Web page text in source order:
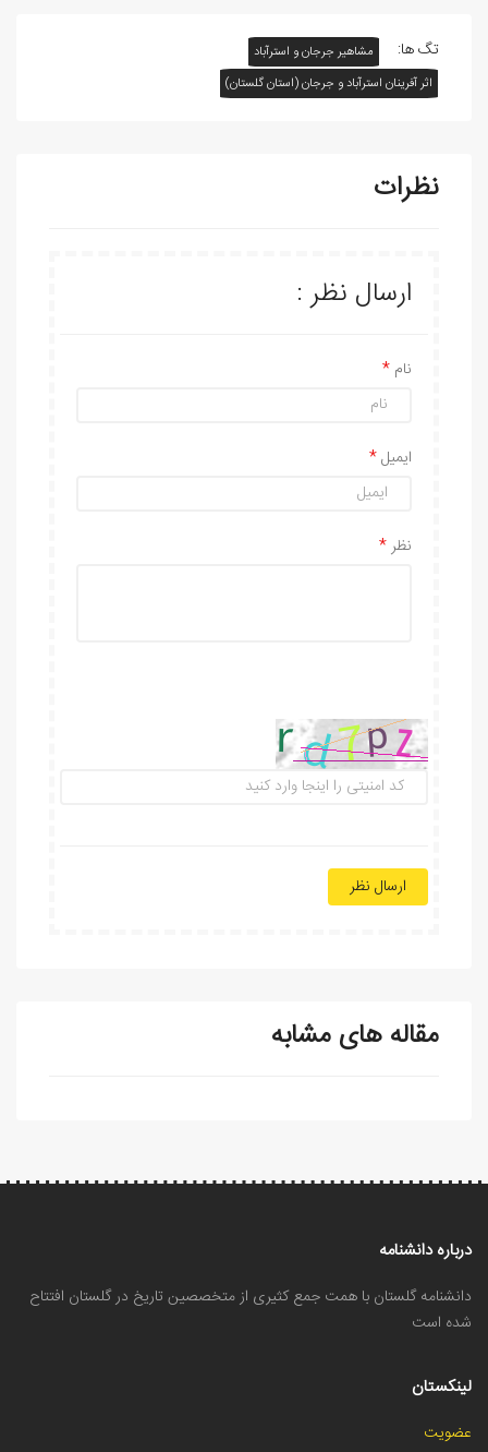
تگ ها:
مشاهیر جرجان و استرآباد
اثر آفرينان استرآباد و جرجان (استان گلستان)
نظرات
ارسال نظر :
نام
ایمیل
نظر
ارسال نظر
مقاله های مشابه
درباره دانشنامه
دانشنامه گلستان با همت جمع کثیری از متخصصین تاریخ در گلستان افتتاح
شده است
لینکستان
عضویت